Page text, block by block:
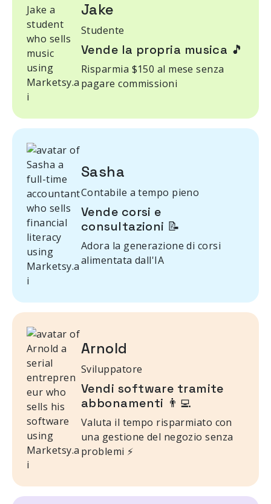
Jake
Studente
Vende la propria musica 🎵
Risparmia $150 al mese senza
pagare commissioni
Sasha
Contabile a tempo pieno
Vende corsi e
consultazioni 📝
Adora la generazione di corsi
alimentata dall'IA
Arnold
Sviluppatore
Vendi software tramite
abbonamenti 👨‍💻
Valuta il tempo risparmiato con
una gestione del negozio senza
problemi ⚡